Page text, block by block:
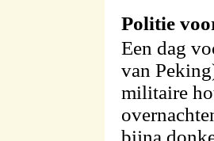
Politie
Een dag
van
militaire
bijna